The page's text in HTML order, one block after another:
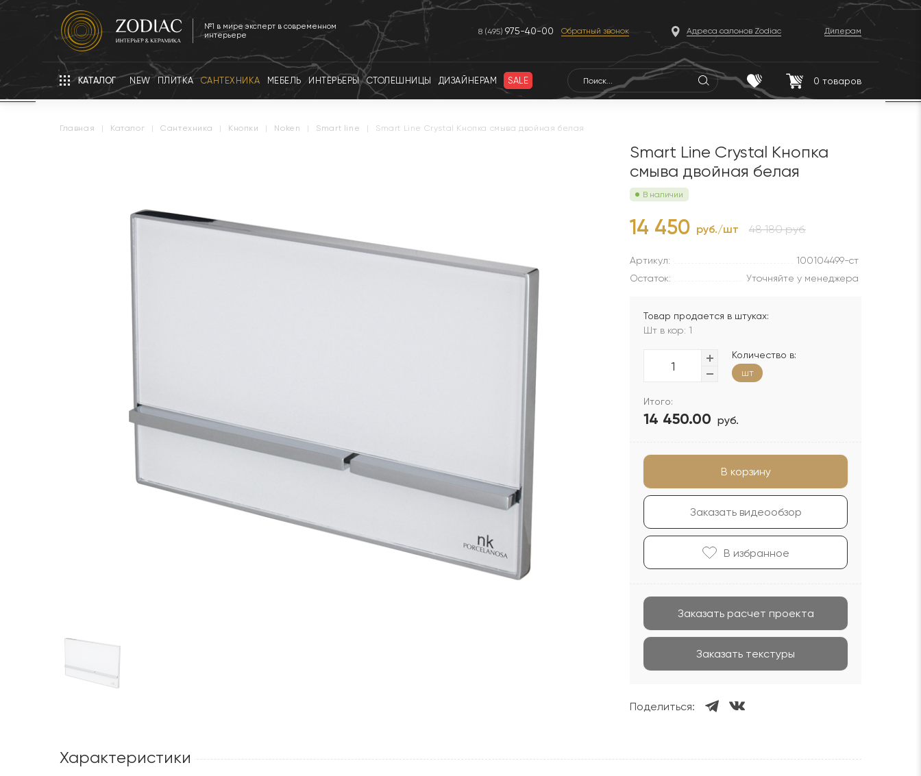
№1 в мире эксперт в современном
интерьере
8 (495) 975-40-00 Обратный звонок Адреса салонов Zodiac Дилерам
КАТАЛОГ NEW ПЛИТКА САНТЕХНИКА МЕБЕЛЬ ИНТЕРЬЕРЫ СТОЛЕШНИЦЫ ДИЗАЙНЕРАМ SALE 0 товаров
главная | каталог | сантехника | кнопки | noken | smart line | Smart Line Crystal Кнопка смыва двойная белая
Smart Line Crystal Кнопка
смыва двойная белая
В наличии
14 450 руб./шт 48 180 руб.
Артикул:
100104499-ст
Остаток:
Уточняйте у менеджера
Товар продается в штуках:
Шт в кор: 1
Количество в:
шт
Итого:
14 450.00 руб.
В корзину
Заказать видеообзор
В избранноe
Заказать расчет проекта
Заказать текстуры
Поделиться:
Характеристики